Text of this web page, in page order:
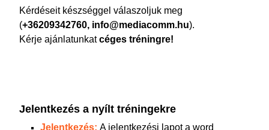
Kérdéseit készséggel válaszoljuk meg
(+36209342760, info@mediacomm.hu).
Kérje ajánlatunkatcéges tréningre!
Jelentkezés a nyílt tréningekre
Jelentkezés: A jelentkezési lapot a word